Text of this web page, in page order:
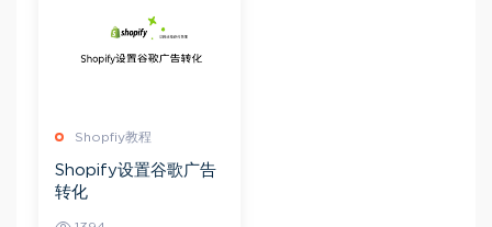
Shopfiy教程
Shopify设置谷歌广告
转化